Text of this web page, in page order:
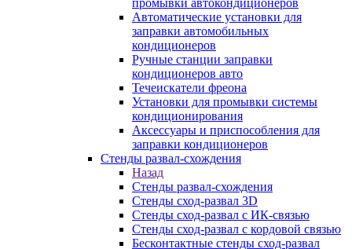
промывки автокондиционеров
Автоматические установки для
заправки автомобильных
кондиционеров
Ручные станции заправки
кондиционеров авто
Течеискатели фреона
Установки для промывки системы
кондиционирования
Аксессуары и приспособления для
заправки кондиционеров
Стенды развал-схождения
Назад
Стенды развал-схождения
Стенды сход-развал 3D
Стенды сход-развал с ИК-связью
Стенды сход-развал с кордовой связью
Бесконтактные стенды сход-развал